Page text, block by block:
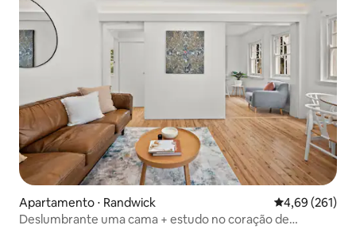
Apartamento ⋅ Randwick 4,69 de uma
4,69 (261)
Deslumbrante uma cama + estudo no coração de